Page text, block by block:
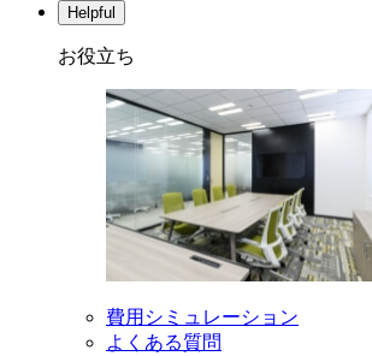
Helpful
お役立ち
費用シミュレーション
よくある質問